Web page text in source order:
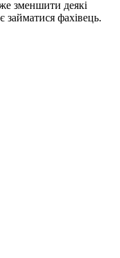
зменшити деякі
займатися фахівець.